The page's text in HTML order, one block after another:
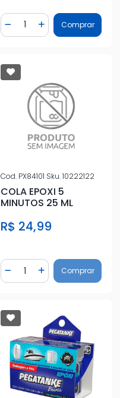
Diminuir Quantidade
Quantidade
AdicionarComprar
Cod. PX84101 Sku.10222122
COLA EPOXI 5
MINUTOS 25 ML
R$ 24,99
Diminuir Quantidade
Quantidade
AdicionarComprar